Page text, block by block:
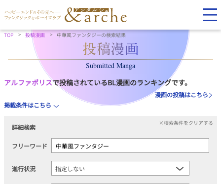
TOP 投稿漫画 中華風ファンタジーの検索結果
Submitted Manga
アルファポリスで投稿されているBL漫画のランキングです。
漫画の投稿はこちら
掲載条件はこちら
詳細検索
×検索条件をクリアする
フリーワード
進行状況